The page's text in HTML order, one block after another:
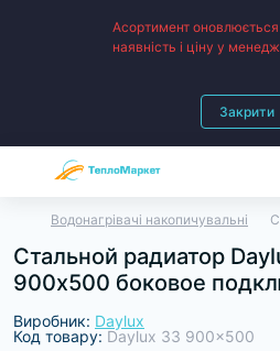
Асортимент
наявність і ціну у
Закрити
Водонагрівачі накопичувальні
Стальной радиатор
900х500 боковое
Виробник: Daylux
Код товару: Daylux 33 900x500